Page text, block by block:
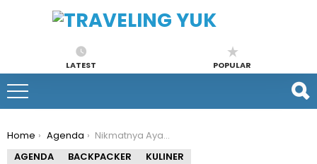
LATEST POPULAR
You are here:
Home Agenda
Nikmatnya Ayam Goreng Sari Manis Suniaratu, Cita Rasa Bumbu Manis Menggugah Selera
AGENDA
BACKPACKER KULINER